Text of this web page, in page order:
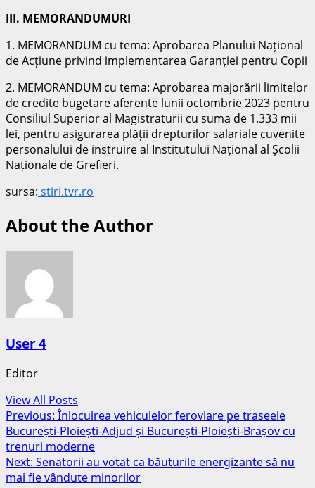
III. MEMORANDUMURI
1. MEMORANDUM cu tema: Aprobarea Planului Național
de Acțiune privind implementarea Garanției pentru Copii
2. MEMORANDUM cu tema: Aprobarea majorării limitelor
de credite bugetare aferente lunii octombrie 2023 pentru
Consiliul Superior al Magistraturii cu suma de 1.333 mii
lei, pentru asigurarea plății drepturilor salariale cuvenite
personalului de instruire al Institutului Național al Școlii
Naționale de Grefieri.
sursa: stiri.tvr.ro
About the Author
User 4
Editor
View All Posts
Post
navigation
Previous: Înlocuirea vehiculelor feroviare pe traseele
București-Ploiești-Adjud și București-Ploiești-Brașov cu
trenuri moderne
Next: Senatorii au votat ca băuturile energizante să nu
mai fie vândute minorilor